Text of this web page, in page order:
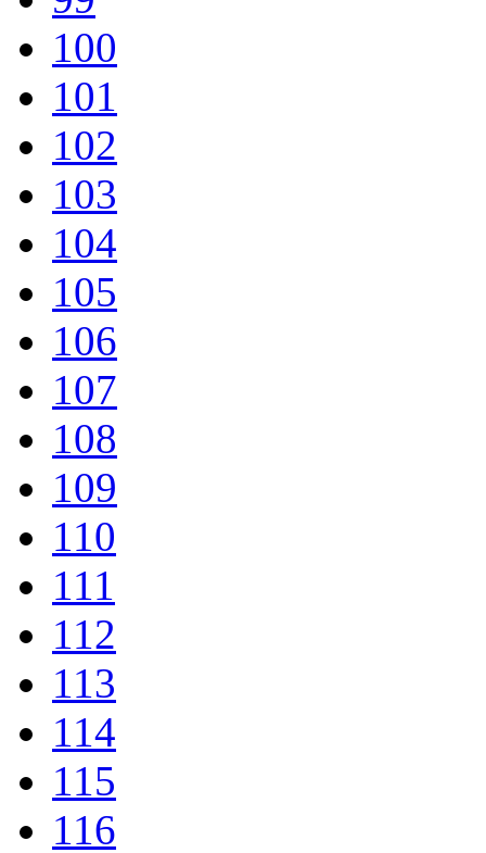
100
101
102
103
104
105
106
107
108
109
110
111
112
113
114
115
116